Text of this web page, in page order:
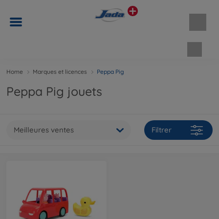
Home Marques et licences Peppa Pig
Peppa Pig jouets
Meilleures ventes Filtrer